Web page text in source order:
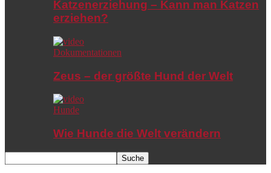
Katzenerziehung – Kann man Katzen
erziehen?
Dokumentationen
Zeus – der größte Hund der Welt
Hunde
Wie Hunde die Welt verändern